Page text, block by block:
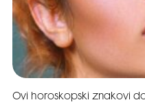
Ovi horoskopski znakovi